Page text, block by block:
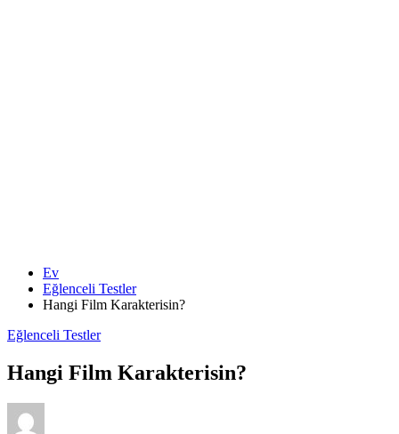
Ev
Eğlenceli Testler
Hangi Film Karakterisin?
Eğlenceli Testler
Hangi Film Karakterisin?